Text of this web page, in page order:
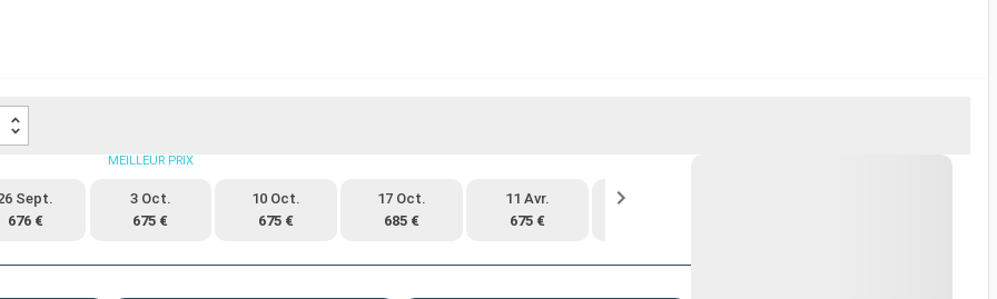
Sept.
676 €
MEILLEUR PRIX
3 Oct.
675 €
10 Oct.
675 €
17 Oct.
685 €
11 Avr.
675 €